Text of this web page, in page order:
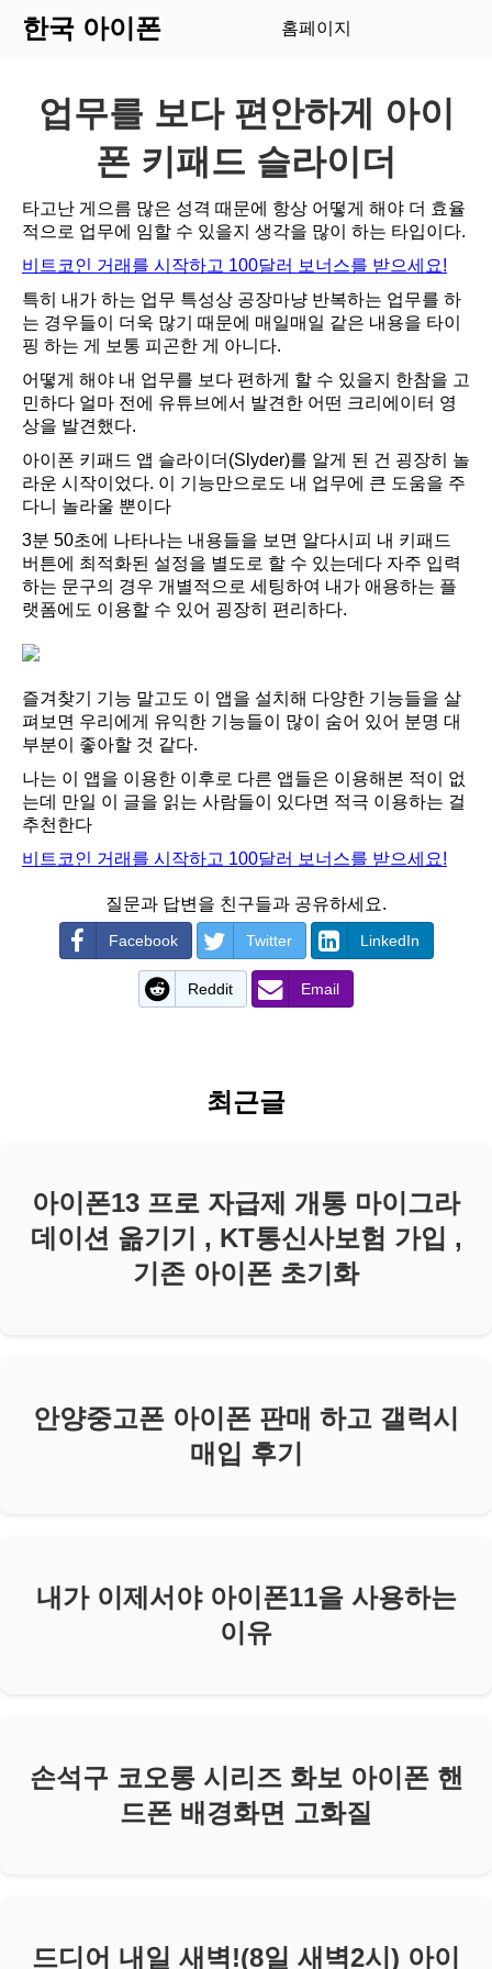
한국 아이폰 홈페이지
업무를 보다 편안하게 아이
폰 키패드 슬라이더
타고난 게으름 많은 성격 때문에 항상 어떻게 해야 더 효율
적으로 업무에 임할 수 있을지 생각을 많이 하는 타입이다.
비트코인 거래를 시작하고 100달러 보너스를 받으세요!
특히 내가 하는 업무 특성상 공장마냥 반복하는 업무를 하
는 경우들이 더욱 많기 때문에 매일매일 같은 내용을 타이
핑 하는 게 보통 피곤한 게 아니다.
어떻게 해야 내 업무를 보다 편하게 할 수 있을지 한참을 고
민하다 얼마 전에 유튜브에서 발견한 어떤 크리에이터 영
상을 발견했다.
아이폰 키패드 앱 슬라이더(Slyder)를 알게 된 건 굉장히 놀
라운 시작이었다. 이 기능만으로도 내 업무에 큰 도움을 주
다니 놀라울 뿐이다
3분 50초에 나타나는 내용들을 보면 알다시피 내 키패드
버튼에 최적화된 설정을 별도로 할 수 있는데다 자주 입력
하는 문구의 경우 개별적으로 세팅하여 내가 애용하는 플
랫폼에도 이용할 수 있어 굉장히 편리하다.
즐겨찾기 기능 말고도 이 앱을 설치해 다양한 기능들을 살
펴보면 우리에게 유익한 기능들이 많이 숨어 있어 분명 대
부분이 좋아할 것 같다.
나는 이 앱을 이용한 이후로 다른 앱들은 이용해본 적이 없
는데 만일 이 글을 읽는 사람들이 있다면 적극 이용하는 걸
추천한다
비트코인 거래를 시작하고 100달러 보너스를 받으세요!
질문과 답변을 친구들과 공유하세요.
Facebook Twitter LinkedIn
Reddit Email
최근글
아이폰13 프로 자급제 개통 마이그라
데이션 옮기기 , KT통신사보험 가입 ,
기존 아이폰 초기화
안양중고폰 아이폰 판매 하고 갤럭시
매입 후기
내가 이제서야 아이폰11을 사용하는
이유
손석구 코오롱 시리즈 화보 아이폰 핸
드폰 배경화면 고화질
드디어 내일 새벽!(8일 새벽2시) 아이